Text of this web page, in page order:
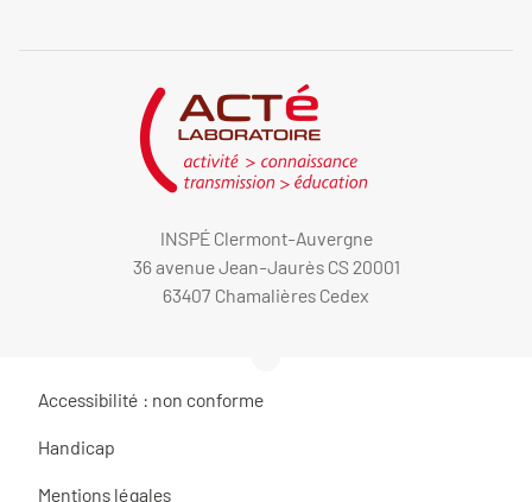
INSPÉ Clermont-Auvergne
36 avenue Jean-Jaurès CS 20001
63407 Chamalières Cedex
Accessibilité : non conforme
Handicap
Mentions légales